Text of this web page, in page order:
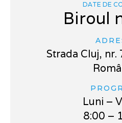
DATE DE
Biroul
Strada Cluj, nr.
Luni –
8:00 –